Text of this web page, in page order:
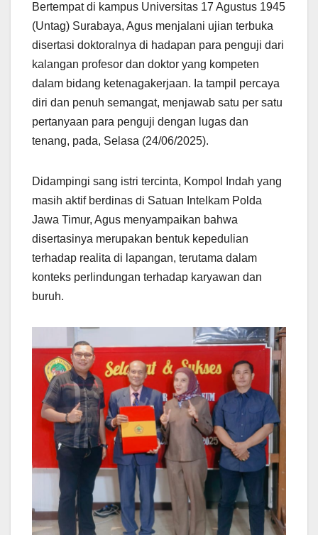
Bertempat di kampus Universitas 17 Agustus 1945
(Untag) Surabaya, Agus menjalani ujian terbuka
disertasi doktoralnya di hadapan para penguji dari
kalangan profesor dan doktor yang kompeten
dalam bidang ketenagakerjaan. Ia tampil percaya
diri dan penuh semangat, menjawab satu per satu
pertanyaan para penguji dengan lugas dan
tenang, pada, Selasa (24/06/2025).
Didampingi sang istri tercinta, Kompol Indah yang
masih aktif berdinas di Satuan Intelkam Polda
Jawa Timur, Agus menyampaikan bahwa
disertasinya merupakan bentuk kepedulian
terhadap realita di lapangan, terutama dalam
konteks perlindungan terhadap karyawan dan
buruh.